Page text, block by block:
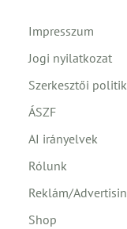
Impresszum
Jogi nyilatkozat
Szerkesztői
ÁSZF
AI irányelvek
Rólunk
Reklám/
Shop